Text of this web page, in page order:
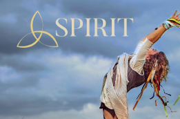
Órarend